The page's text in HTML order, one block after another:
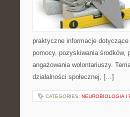
praktyczne informacje
pomocy, pozyskiwania środków,
angażowania wolontariuszy.
działalności społecznej, […]
CATEGORIES: NEUROBIOLOGIA I